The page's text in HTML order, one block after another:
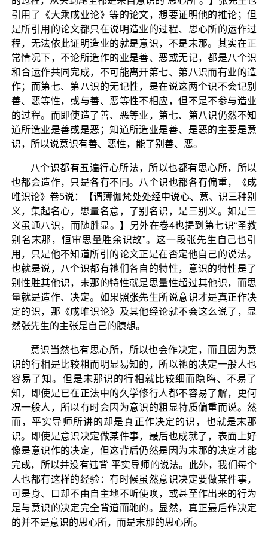
引用了《大乘成业论》等的论文，想要证明他的推论；但
是所引用的论文都只在说明造业的过程、思心所的运作过
程，无法依此证明造业的就是意识，不是末那。其实在正
常情况下，不论所造作的业是善、恶或无记，都是八个识
和合运作共同完成，不可能离开第七、第八识而有业的造
作；而第七、第八识的无记性，是在说这两个识不会记别
善、恶等性，或与善、恶等性不相应，但不是不参与造业
的过程。而即使造了善、恶等业，第七、第八识仍然不知
道所造业是善或是恶；知道所造业是善、是恶的主要是意
识，所以说意识有善、恶性，能了别善、恶。
八个识都有五遍行心所法，所以也都有思心所，所以
也都会造作，只是各有不同。八个识也都各有偏重，《成
唯识论》卷5说：【谓薄伽梵处处经中说心、意、识三种别
义，集起名心，思量名意，了别名识，是三别义。如是三
义虽通八识，而随胜显。】另外在卷4也提到第七识“圣教
别名末那，恒审思量胜余识故”。这一段张先生自己也引
用，只是他不知道所引的论文正是在否定他自己的说法。
也就是说，八个识都有祂们各自的特性，意识的特性是了
别性胜其他识，末那的特性就是思量性超过其他识，而思
量就是造作、决定。如果照张先生所说意识才是真正作决
定的识，那《成唯识论》及其他经论就不会这么说了，显
然张先生的主张是自己的臆想。
意识当然也有思心所，所以也会作决定，而且因为意
识的行相是比较粗而明显易知的，所以祂的决定一般人也
容易了知。但是末那识的行相就比较细而隐晦、不易了
知，即使是已在正法中的久学修行人都不容易了解，更何
况一般人，所以有时会因为意识的粗显特质偏重而说。然
而，平实导师所讲的却是真正作决定的识，也就是末那
识。即使是意识决定做某件事，最后也成就了，表面上好
像是意识作的决定，但这背后仍然是因为末那的决定才能
完成，所以并没有违背 平实导师的说法。此外，我们每个
人也都有这样的经验：有时候虽然意识决定要做某件事，
可是身、口却不由自主地不听使唤，或甚至作出来的行为
是与意识的决定完全背道而驰的。显然，真正最后作决定
的并不是意识的思心所，而是末那的思心所。